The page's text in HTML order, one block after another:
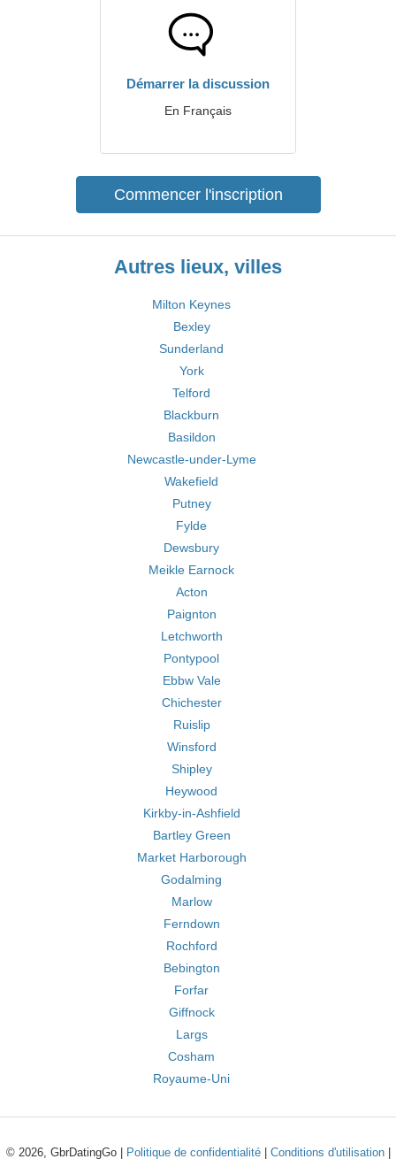
Démarrer la discussion
En Français
Commencer l'inscription
Autres lieux, villes
Milton Keynes
Bexley
Sunderland
York
Telford
Blackburn
Basildon
Newcastle-under-Lyme
Wakefield
Putney
Fylde
Dewsbury
Meikle Earnock
Acton
Paignton
Letchworth
Pontypool
Ebbw Vale
Chichester
Ruislip
Winsford
Shipley
Heywood
Kirkby-in-Ashfield
Bartley Green
Market Harborough
Godalming
Marlow
Ferndown
Rochford
Bebington
Forfar
Giffnock
Largs
Cosham
Royaume-Uni
© 2026, GbrDatingGo | Politique de confidentialité| Conditions d'utilisation|